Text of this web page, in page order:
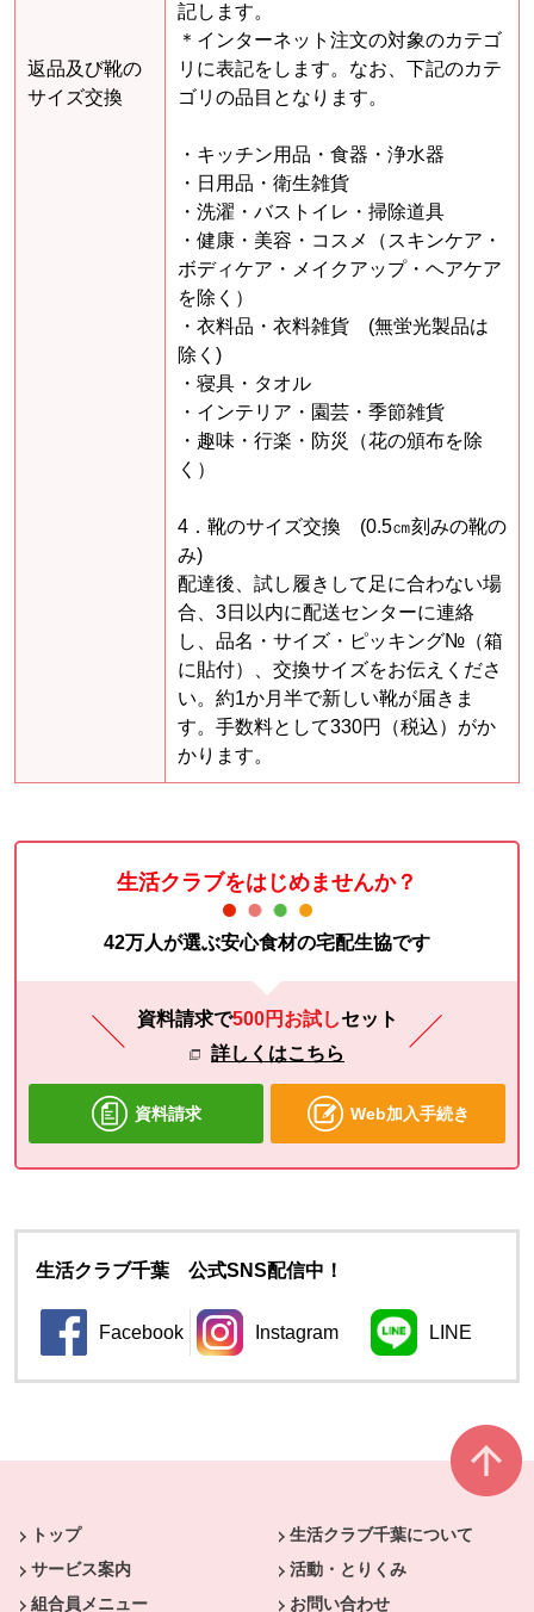
返品及び靴の
サイズ交換
記します。
＊インターネット注文の対象のカテゴ
リに表記をします。なお、下記のカテ
ゴリの品目となります。
・キッチン用品・食器・浄水器
・日用品・衛生雑貨
・洗濯・バストイレ・掃除道具
・健康・美容・コスメ（スキンケア・
ボディケア・メイクアップ・ヘアケア
を除く）
・衣料品・衣料雑貨 (無蛍光製品は
除く)
・寝具・タオル
・インテリア・園芸・季節雑貨
・趣味・行楽・防災（花の頒布を除
く）
4．靴のサイズ交換 (0.5㎝刻みの靴の
み)
配達後、試し履きして足に合わない場
合、3日以内に配送センターに連絡
し、品名・サイズ・ピッキング№（箱
に貼付）、交換サイズをお伝えくださ
い。約1か月半で新しい靴が届きま
す。手数料として330円（税込）がか
かります。
生活クラブをはじめませんか？
42万人が選ぶ安心食材の宅配生協です
資料請求で500円お試しセット
詳しくはこちら
資料請求 Web加入手続き
生活クラブ千葉 公式SNS配信中！
Facebook
別のウィンドウで開きます。
Instagram
別のウィンドウで開きます。
LINE
別のウィン
トップ
生活クラブ千葉について
サービス案内
活動・とりくみ
組合員メニュー
お問い合わせ